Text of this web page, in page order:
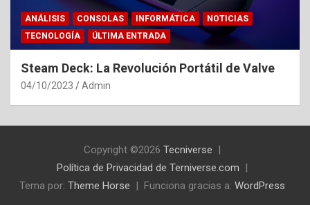
ANÁLISIS CONSOLAS INFORMÁTICA
NOTICIAS
TECNOLOGÍA
ÚLTIMA ENTRADA
Steam Deck: La Revolución Portátil de Valve
04/10/2023 Admin
Copyright ©2026 Tecniverse
Política de Privacidad de Terniverse.com
Tema por: Theme Horse Funciona gracias a: WordPress